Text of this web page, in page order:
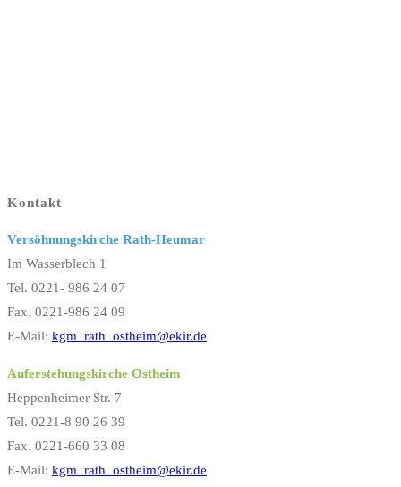
Kontakt
Versöhnungskirche Rath-Heumar
Im Wasserblech 1
Tel. 0221- 986 24 07
Fax. 0221-986 24 09
E-Mail: kgm_rath_ostheim@ekir.de
Auferstehungskirche Ostheim
Heppenheimer Str. 7
Tel. 0221-8 90 26 39
Fax. 0221-660 33 08
E-Mail: kgm_rath_ostheim@ekir.de